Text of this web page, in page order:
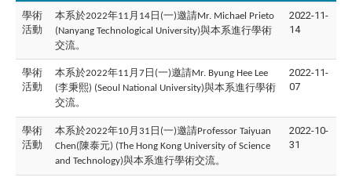
學術
活動
本系於2022年11 月 14 日 (一)邀請Mr. Michael Prieto
(Nanyang Technological University)與本系進行學術
交流。
2022-11-
14
學術
活動
本系於2022年11 月 7 日 (一)邀請Mr. Byung Hee Lee
(李秉熙) (Seoul National University)與本系進行學術
交流。
2022-11-
07
學術
活動
本系於2022年10 月 31 日 (一)邀請Professor Taiyuan
Chen(陳泰元) (The Hong Kong University of Science
and Technology)與本系進行學術交流。
2022-10-
31